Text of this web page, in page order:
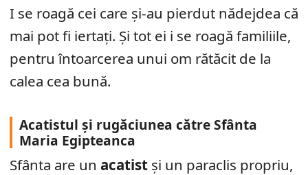
I se roagă cei care și-au pierdut nădejdea că
mai pot fi iertați. Și tot ei i se roagă familiile,
pentru întoarcerea unui om rătăcit de la
calea cea bună.
Acatistul și rugăciunea către Sfânta
Maria Egipteanca
Sfânta are un acatist și un paraclis propriu,